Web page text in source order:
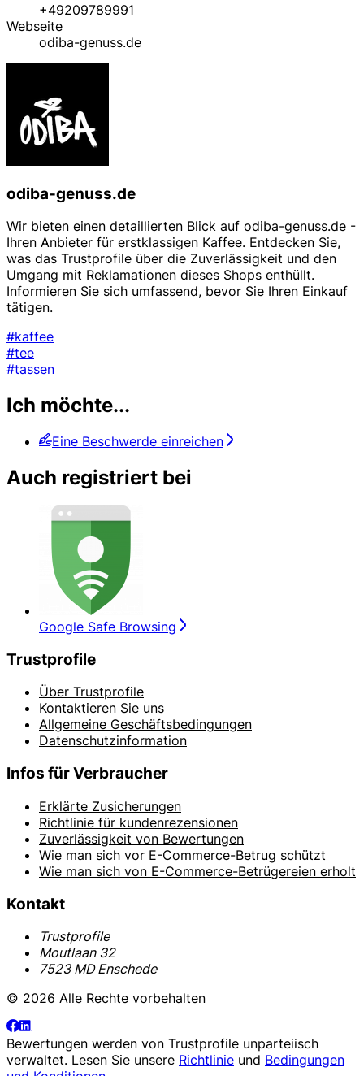
+49209789991
Webseite
odiba-genuss.de
odiba-genuss.de
Wir bieten einen detaillierten Blick auf odiba-genuss.de -
Ihren Anbieter für erstklassigen Kaffee. Entdecken Sie,
was das Trustprofile über die Zuverlässigkeit und den
Umgang mit Reklamationen dieses Shops enthüllt.
Informieren Sie sich umfassend, bevor Sie Ihren Einkauf
tätigen.
#kaffee
#tee
#tassen
Ich möchte...
Eine Beschwerde einreichen
Auch registriert bei
Google Safe Browsing
Trustprofile
Über Trustprofile
Kontaktieren Sie uns
Allgemeine Geschäftsbedingungen
Datenschutzinformation
Infos für Verbraucher
Erklärte Zusicherungen
Richtlinie für kundenrezensionen
Zuverlässigkeit von Bewertungen
Wie man sich vor E-Commerce-Betrug schützt
Wie man sich von E-Commerce-Betrügereien erholt
Kontakt
Trustprofile
Moutlaan 32
7523 MD Enschede
© 2026 Alle Rechte vorbehalten
Bewertungen werden von Trustprofile unparteiisch
verwaltet. Lesen Sie unsere Richtlinie und Bedingungen